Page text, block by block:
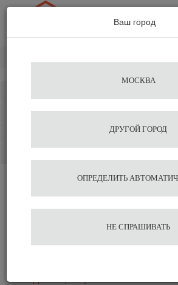
Избранное
Чистящие средства
Ваш город
МОСКВА
ДРУГОЙ ГОРОД
ОПРЕДЕЛИТЬ
НЕ СПРАШИВАТЬ